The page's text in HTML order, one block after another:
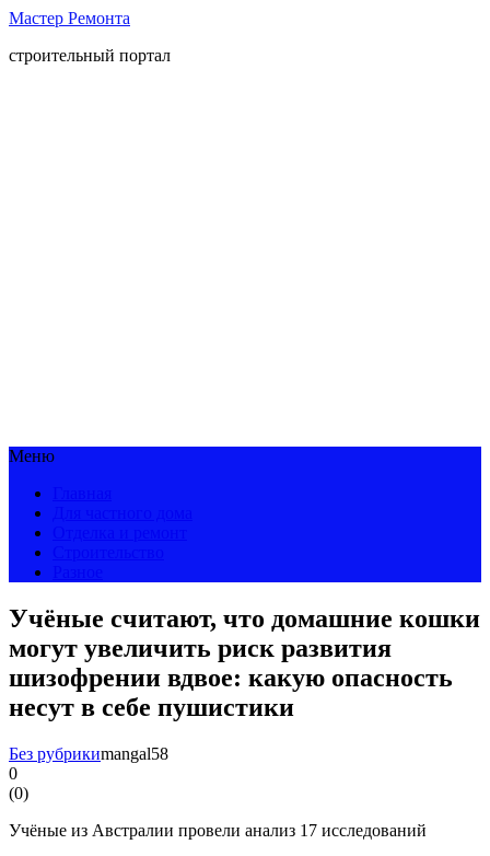
Мастер Ремонта
строительный портал
Меню
Учёные считают, что домашние кошки
могут увеличить риск развития
шизофрении вдвое: какую опасность
несут в себе пушистики
Без рубрикиmangal58
0
(0)
Учёные из Австралии провели анализ 17 исследований